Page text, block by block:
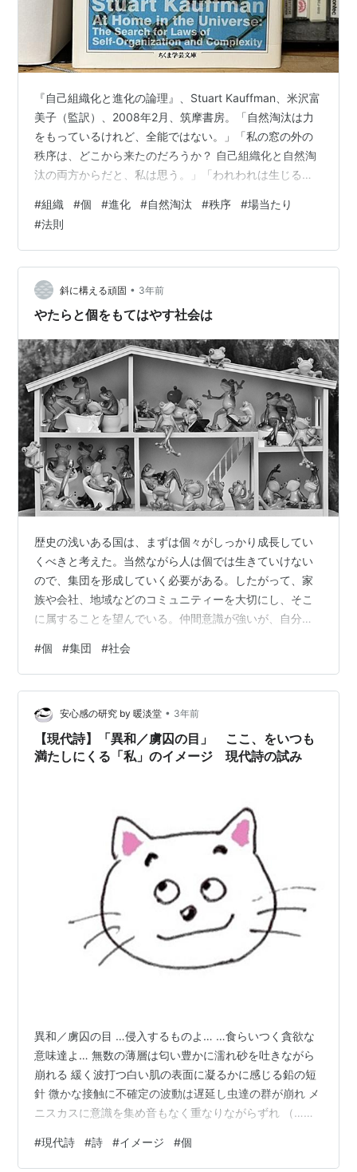
『自己組織化と進化の論理』、Stuart Kauffman、米沢富
美子（監訳）、2008年2月、筑摩書房。「自然淘汰は力
をもっているけれど、全能ではない。」「私の窓の外の
秩序は、どこから来たのだろうか？ 自己組織化と自然淘
汰の両方からだと、私は思う。」「われわれは生じるべ
ある。われわれは、究極の法則の子どもである。しかし
それと同時にわれわれは歴史上の偶然の金襴から生まれ
た子どもである。」
#組織 #個 #進化 #自然淘汰 #秩序 #場当たり
#法則
斜に構える頑固 • 3年前
やたらと個をもてはやす社会は
歴史の浅いある国は、まずは個々がしっかり成長してい
くべきと考えた。当然ながら人は個では生きていけない
ので、集団を形成していく必要がある。したがって、家
族や会社、地域などのコミュニティーを大切にし、そこ
に属することを望んでいる。仲間意識が強いが、自分の
る国は、その経験からしっかりとした集団が形成されて
いて、自然とそこに属し守られている。成長していくに
は集団にいてはだめだと思い、個として飛び出してい
く。人は個では生きていけないのに。したがって、家族
やコミュニティーなどは壊れていく。所属意識は強い
が、自分のいる集団に対して意外と無関心である。 リ
#個 #集団 #社会
安心感の研究 by 暖淡堂 • 3年前
【現代詩】「異和／虜囚の目」 ここ、をいつも
満たしにくる「私」のイメージ 現代詩の試み
異和／虜囚の目 …侵入するものよ… …食らいつく貪欲な
意味達よ… 無数の薄層は匂い豊かに濡れ砂を吐きながら
崩れる 緩く波打つ白い肌の表面に凝るかに感じる鉛の短
針 微かな接触に不確定の波動は遅延し虫達の群が崩れ メ
ニスカスに意識を集め音もなく重なりながらずれ （…揺
り… ／／侵入する虫達、層を永遠に分かち、その層間に
#現代詩 #詩 #イメージ #個